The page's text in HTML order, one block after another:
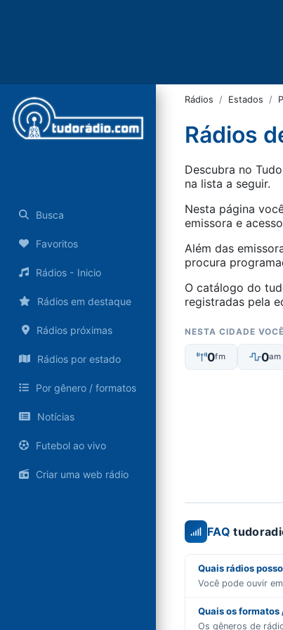
Busca
Favoritos
Rádios - Inicio
Rádios em destaque
Rádios próximas
Rádios por estado
Por gênero / formatos
Notícias
Futebol ao vivo
Criar uma web rádio
Rádios Estados
Rádios
Descubra no
na lista a seguir.
Nesta página
emissora e
Além das
procura
O catálogo do
registradas pela
NESTA CIDADE
0fm 0am
FAQ
Quais rádios
Você pode ouvir
Quais os formatos
Os gêneros de